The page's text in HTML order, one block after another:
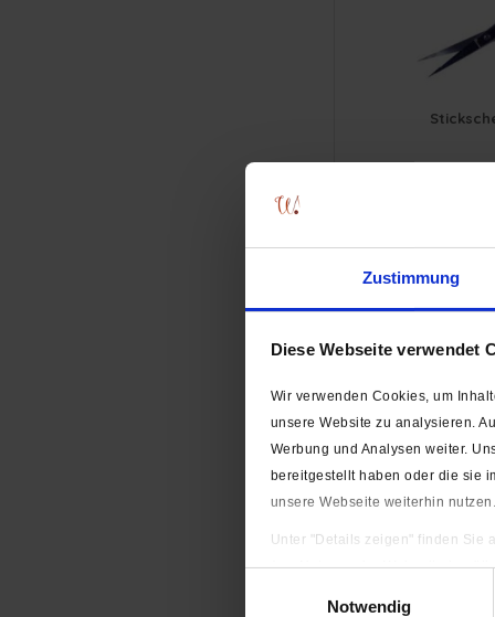
Zustimmung
Diese Webseite verwendet
Wir verwenden Cookies, um
unsere Website zu analysieren.
Werbung und Analysen weiter.
bereitgestellt haben oder die sie
unsere Webseite weiterhin nutzen.
Unter "Details zeigen" finden Sie
(zur Nutzung der Webseite
Impressum|
Notwendig
Trenner: